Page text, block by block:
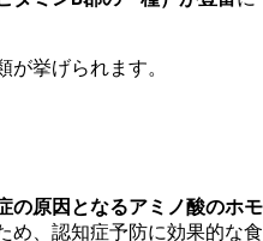
挙げられます。
の原因となるアミノ酸のホモ
め、認知症予防に効果的な食